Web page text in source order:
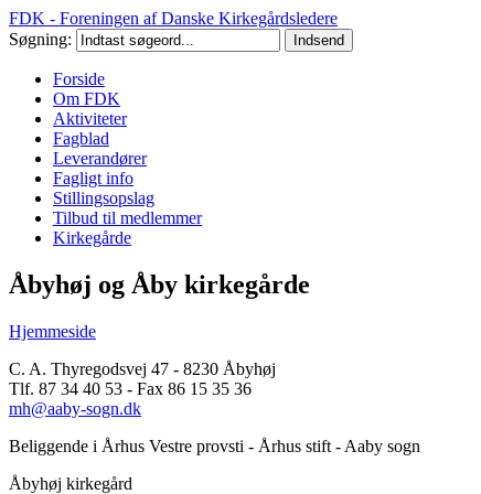
FDK - Foreningen af Danske Kirkegårdsledere
Søgning:
Forside
Om FDK
Aktiviteter
Fagblad
Leverandører
Fagligt info
Stillingsopslag
Tilbud til medlemmer
Kirkegårde
Åbyhøj og Åby kirkegårde
Hjemmeside
C. A. Thyregodsvej 47 - 8230 Åbyhøj
Tlf. 87 34 40 53 - Fax 86 15 35 36
mh@aaby-sogn.dk
Beliggende i Århus Vestre provsti - Århus stift - Aaby sogn
Åbyhøj kirkegård